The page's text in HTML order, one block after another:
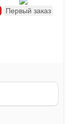
Первый заказ